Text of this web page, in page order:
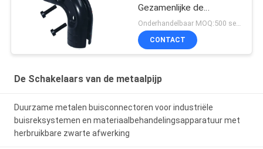
Gezamenlijke de
Hardwaretoebehoren
voor Magere Pijp
Onderhandelbaar MOQ:500 sets
CONTACT
De Schakelaars van de metaalpijp
Duurzame metalen buisconnectoren voor industriële
buisreksystemen en materiaalbehandelingsapparatuur met
herbruikbare zwarte afwerking